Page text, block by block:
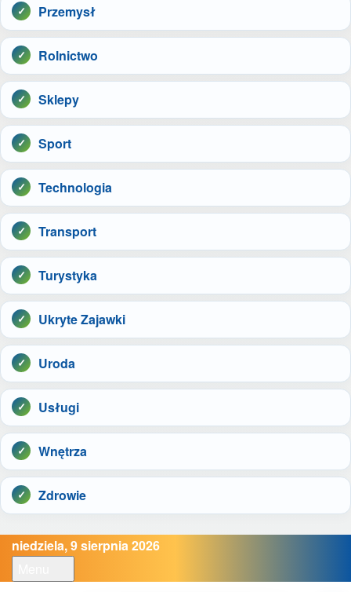
Przemysł
Rolnictwo
Sklepy
Sport
Technologia
Transport
Turystyka
Ukryte Zajawki
Uroda
Usługi
Wnętrza
Zdrowie
niedziela, 9 sierpnia 2026